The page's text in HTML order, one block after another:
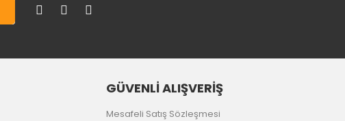
GÜVENLİ ALIŞVERİŞ
Mesafeli Satış Sözleşmesi